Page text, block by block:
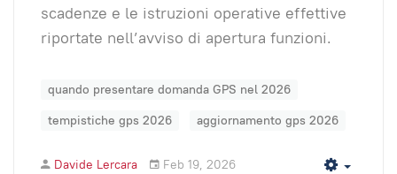
scadenze e le istruzioni operative effettive
riportate nell’avviso di apertura funzioni.
quando presentare domanda GPS nel 2026
tempistiche gps 2026 aggiornamento gps 2026
Davide Lercara
Feb 19, 2026